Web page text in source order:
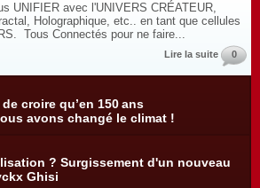
UNIFIER avec l'UNIVERS CRÉATEUR,
Holographique, etc.. en tant que cellules
Tous Connectés pour ne faire...
Lire la suite 0
croire qu’en 150 ans
avons changé le climat !
? Surgissement d'un nouveau
Ghisi